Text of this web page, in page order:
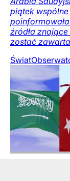
piątek
źródła
zostać
Świat